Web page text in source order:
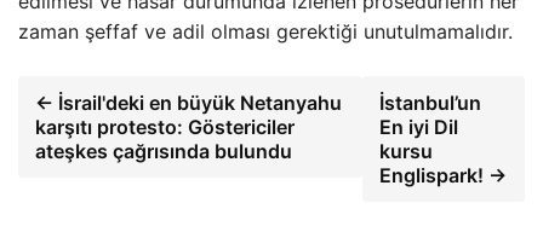
zaman şeffaf ve adil olması gerektiği unutulmamalıdır.
← İsrail'deki en büyük Netanyahu
karşıtı protesto: Göstericiler
ateşkes çağrısında bulundu
İstanbul’un
En iyi Dil
kursu
Englispark! →